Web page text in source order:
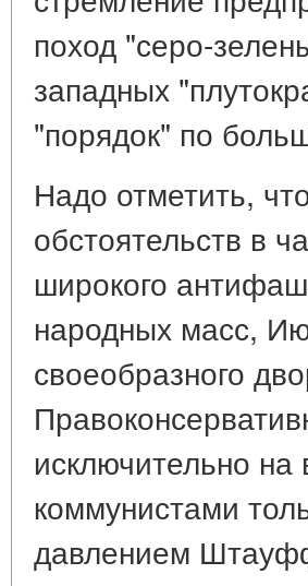
поход "серо-
западных
"порядок" по
Надо отметить,
обстоятельств в
широкого
народных масс,
своеобразного
исключительно
коммунистами
давлением